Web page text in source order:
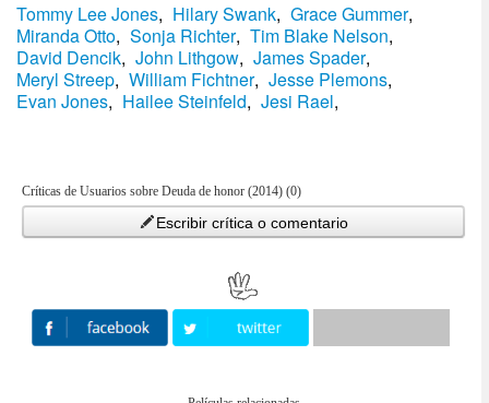
Tommy Lee Jones, Hilary Swank, Grace Gummer,
Miranda Otto, Sonja Richter, Tim Blake Nelson,
David Dencik, John Lithgow, James Spader,
Meryl Streep, William Fichtner, Jesse Plemons,
Evan Jones, Hailee Steinfeld, Jesi Rael,
Críticas de Usuarios sobre Deuda de honor (2014) (0)
Escribir crítica o comentario